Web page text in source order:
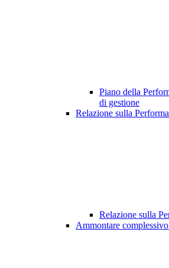
Piano della
di gestione
Relazione sulla
Relazione sulla
Ammontare